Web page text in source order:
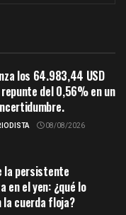
los 64.983,44 USD
del 0,56% en un
08/08/2026
la persistente
en el yen: ¿qué lo
la cuerda floja?